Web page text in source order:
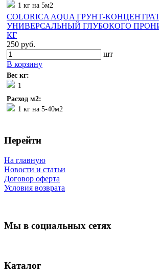
1 кг на 5м2
COLORICA AQUA ГРУНТ-
УНИВЕРСАЛЬНЫЙ ГЛУБОКОГО
КГ
250 руб.
шт
В корзину
Вес кг:
1
Расход м2:
1 кг на 5-40м2
Перейти
На главную
Новости и статьи
Договор оферта
Условия возврата
Мы в социальных сетях
Каталог